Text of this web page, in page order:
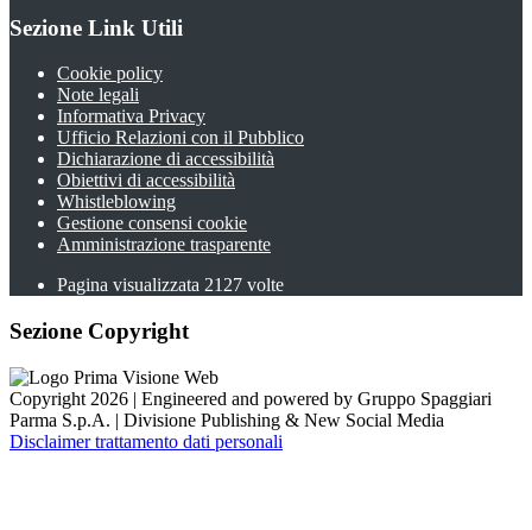
Sezione Link Utili
Cookie policy
Note legali
Informativa Privacy
Ufficio Relazioni con il Pubblico
Dichiarazione di accessibilità
Obiettivi di accessibilità
Whistleblowing
Gestione consensi cookie
Amministrazione trasparente
Pagina visualizzata 2127 volte
Sezione Copyright
Copyright 2026 | Engineered and powered by Gruppo Spaggiari
Parma S.p.A. | Divisione Publishing & New Social Media
Disclaimer trattamento dati personali